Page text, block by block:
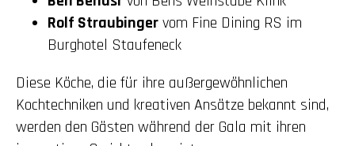
Rolf Straubingervom Fine Dining RS im
Burghotel Staufeneck
Diese Köche, die für ihre außergewöhnlichen
Kochtechniken und kreativen Ansätze bekannt sind,
werden den Gästen während der Gala mit ihren